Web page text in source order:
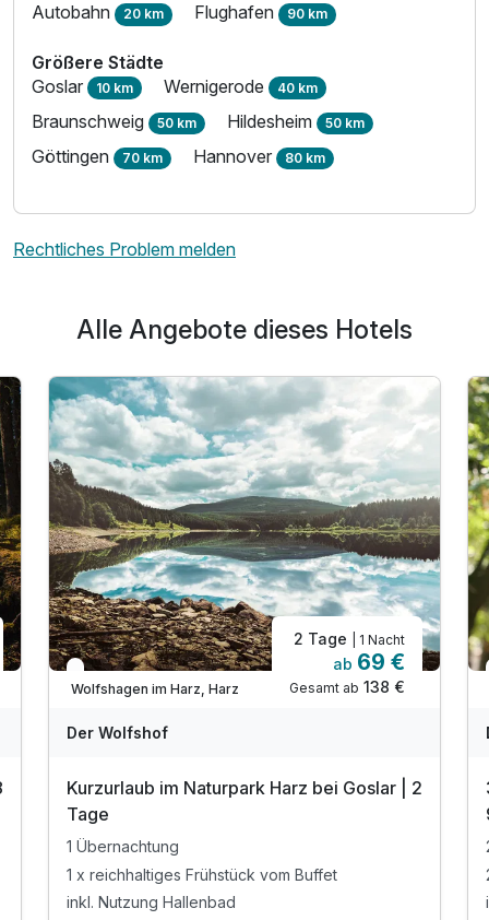
Autobahn 20 km Flughafen 90 km
Größere Städte
Goslar 10 km Wernigerode 40 km
Braunschweig 50 km Hildesheim 50 km
Göttingen 70 km Hannover 80 km
Rechtliches Problem melden
Alle Angebote dieses Hotels
In 2 Wochen wieder frei
Wolfshagen im Harz, Harz
2 Tage | 1 Nacht
ab 69 €
Gesamt ab 138 €
Der Wolfshof
Kurzurlaub im Naturpark Harz bei Goslar | 2
Tage
1 Übernachtung
1 x reichhaltiges Frühstück vom Buffet
inkl. Nutzung Hallenbad